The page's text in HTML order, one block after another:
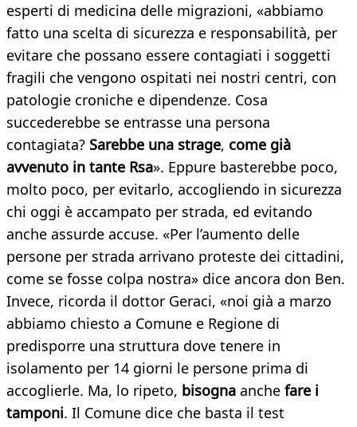
esperti di medicina delle migrazioni, «abbiamo
fatto una scelta di sicurezza e responsabilità, per
evitare che possano essere contagiati i soggetti
fragili che vengono ospitati nei nostri centri, con
patologie croniche e dipendenze. Cosa
succederebbe se entrasse una persona
contagiata? Sarebbe una strage, come già
avvenuto in tante Rsa». Eppure basterebbe poco,
molto poco, per evitarlo, accogliendo in sicurezza
chi oggi è accampato per strada, ed evitando
anche assurde accuse. «Per l’aumento delle
persone per strada arrivano proteste dei cittadini,
come se fosse colpa nostra» dice ancora don Ben.
Invece, ricorda il dottor Geraci, «noi già a marzo
abbiamo chiesto a Comune e Regione di
predisporre una struttura dove tenere in
isolamento per 14 giorni le persone prima di
accoglierle. Ma, lo ripeto, bisogna anche fare i
tamponi. Il Comune dice che basta il test